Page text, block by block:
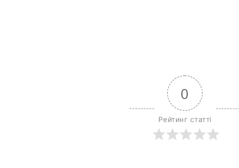
0
Рейтинг статті